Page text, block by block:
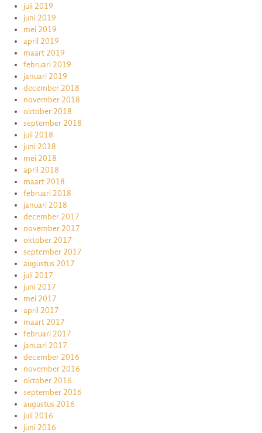
juli 2019
juni 2019
mei 2019
april 2019
maart 2019
februari 2019
januari 2019
december 2018
november 2018
oktober 2018
september 2018
juli 2018
juni 2018
mei 2018
april 2018
maart 2018
februari 2018
januari 2018
december 2017
november 2017
oktober 2017
september 2017
augustus 2017
juli 2017
juni 2017
mei 2017
april 2017
maart 2017
februari 2017
januari 2017
december 2016
november 2016
oktober 2016
september 2016
augustus 2016
juli 2016
juni 2016